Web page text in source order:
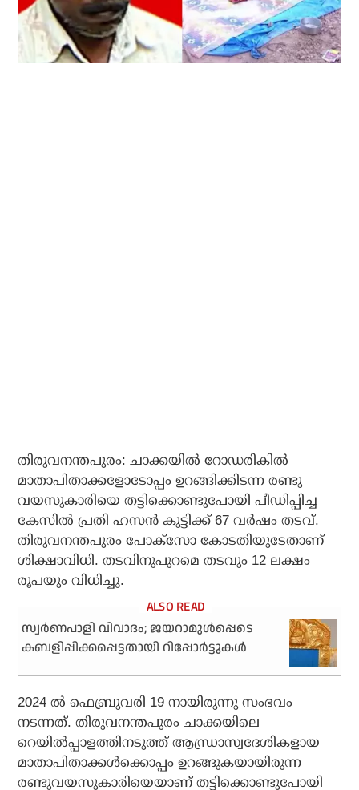
തിരുവനന്തപുരം: ചാക്കയിൽ റോഡരികിൽ
മാതാപിതാക്കളോടോപ്പം ഉറങ്ങിക്കിടന്ന രണ്ടു
വയസുകാരിയെ തട്ടിക്കൊണ്ടുപോയി പീഡിപ്പിച്ച
കേസിൽ പ്രതി ഹസൻ കുട്ടിക്ക് 67 വർഷം തടവ്.
തിരുവനന്തപുരം പോക്‌സോ കോടതിയുടേതാണ്
ശിക്ഷാവിധി. തടവിനുപുറമെ തടവും 12 ലക്ഷം
രൂപയും വിധിച്ചു.
സ്വർണപാളി വിവാദം; ജയറാമുൾപ്പെടെ
കബളിപ്പിക്കപ്പെട്ടതായി റിപ്പോർട്ടുകൾ
2024 ൽ ഫെബ്രുവരി 19 നായിരുന്നു സംഭവം
നടന്നത്. തിരുവനന്തപുരം ചാക്കയിലെ
റെയിൽപ്പാളത്തിനടുത്ത് ആന്ധ്രാസ്വദേശികളായ
മാതാപിതാക്കൾക്കൊപ്പം ഉറങ്ങുകയായിരുന്ന
രണ്ടുവയസുകാരിയെയാണ് തട്ടിക്കൊണ്ടുപോയി